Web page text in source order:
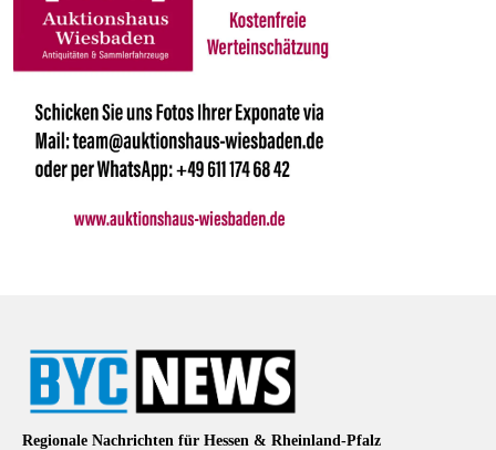
Regionale Nachrichten für Hessen & Rheinland-Pfalz